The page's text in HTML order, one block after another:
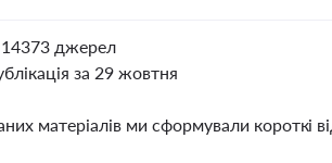
14373 джерел
за 29 жовтня
матеріалів ми сформували короткі